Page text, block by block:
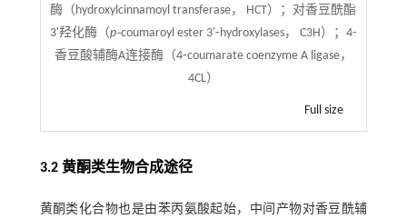
酶（hydroxylcinnamoyl transferase， HCT）；对香豆酰酯
3'羟化酶（p⁃coumaroyl ester 3'⁃hydroxylases， C3H）；4⁃
香豆酸辅酶A连接酶（4⁃coumarate coenzyme A ligase，
4CL）
Full size
3.2 黄酮类生物合成途径
黄酮类化合物也是由苯丙氨酸起始，中间产物对香豆酰辅